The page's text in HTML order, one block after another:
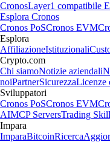
CronosLayer1 compatibile
Esplora Cronos
Cronos PoSCronos EVM
Esplora
AffiliazioneIstituzionali
Crypto.com
Chi siamoNotizie aziendali
noiPartnerSicurezzaLicenze
Sviluppatori
Cronos PoSCronos EVM
AIMCP ServersTrading
Impara
ImparaBitcoinRicerca